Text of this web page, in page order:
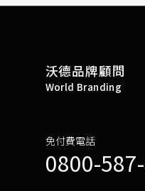
沃德品牌顧問
World Branding
免付費電話
0800-